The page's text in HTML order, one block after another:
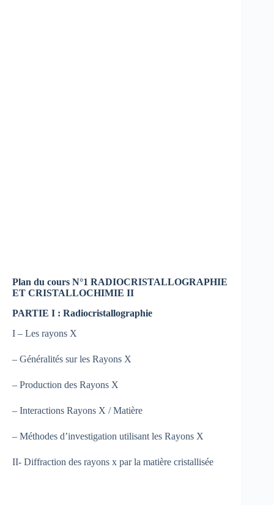
Plan du cours N°1 RADIOCRISTALLOGRAPHIE
ET CRISTALLOCHIMIE II
PARTIE I : Radiocristallographie
I – Les rayons X
– Généralités sur les Rayons X
– Production des Rayons X
– Interactions Rayons X / Matière
– Méthodes d’investigation utilisant les Rayons X
II- Diffraction des rayons x par la matière cristallisée